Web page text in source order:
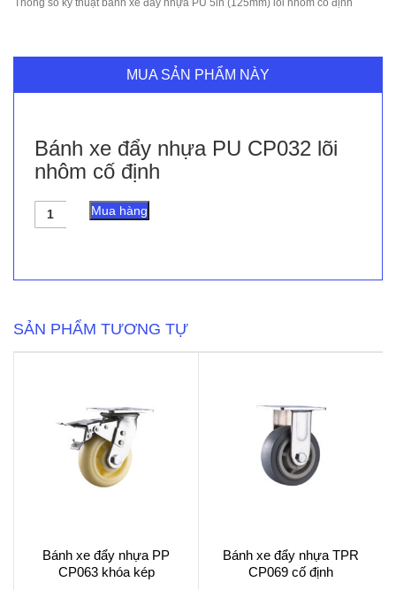
Thông số kỹ thuật bánh xe đẩy nhựa PU 5in (125mm) lõi nhôm cố định
MUA SẢN PHẨM NÀY
Bánh xe đẩy nhựa PU CP032 lõi
nhôm cố định
Bánh
cố
định
Mua hàng
SẢN PHẨM TƯƠNG TỰ
Bánh xe đẩy nhựa PP
CP063 khóa kép
Bánh xe đẩy nhựa TPR
CP069 cố định